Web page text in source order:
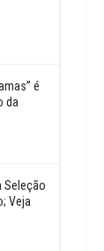
é
da
Seleção
Veja